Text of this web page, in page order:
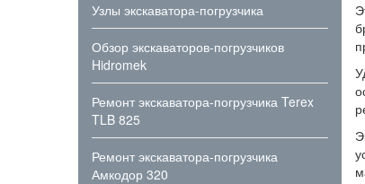
Узлы экскаватора-погрузчика
Обзор экскаваторов-погрузчиков
Hidromek
Ремонт экскаватора-погрузчика Terex
TLB 825
Ремонт экскаватора-погрузчика
Амкодор 320